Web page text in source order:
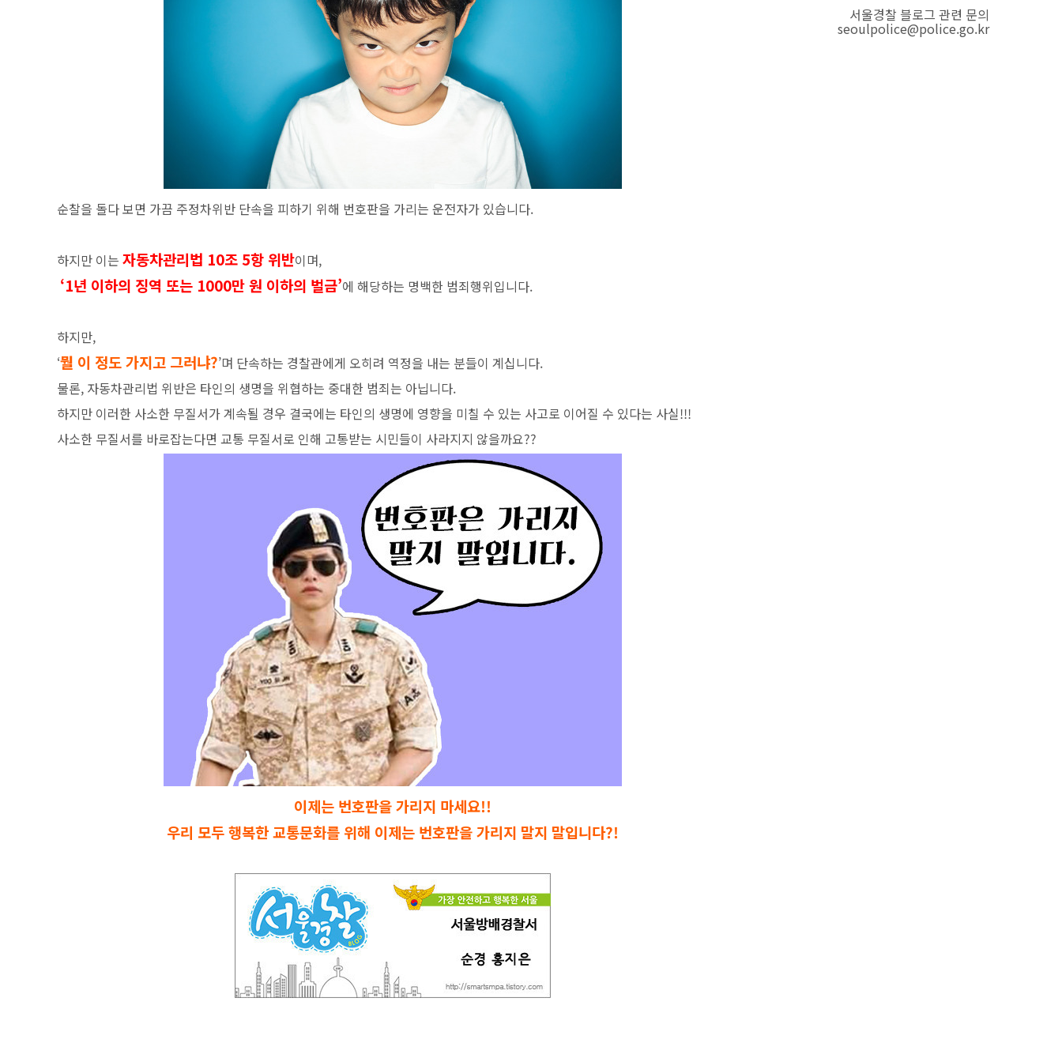
순찰을 돌다 보면 가끔 주정차위반 단속을 피하기 위해 번호판을 가리는 운전자가 있습니다.
하지만 이는 자동차관리법 10조 5항 위반이며,
‘1년 이하의 징역 또는 1000만 원 이하의 벌금’에 해당하는 명백한 범죄행위입니다.
하지만,
‘뭘 이 정도 가지고 그러냐?’며 단속하는 경찰관에게 오히려 역정을 내는 분들이 계십니다.
물론, 자동차관리법 위반은 타인의 생명을 위협하는 중대한 범죄는 아닙니다.
하지만 이러한 사소한 무질서가 계속될 경우 결국에는 타인의 생명에 영향을 미칠 수 있는 사고로 이어질 수 있다는 사실!!!
사소한 무질서를 바로잡는다면 교통 무질서로 인해 고통받는 시민들이 사라지지 않을까요??
이제는 번호판을 가리지 마세요!!
우리 모두 행복한 교통문화를 위해 이제는 번호판을 가리지 말지 말입니다?!
서울경찰 블로그 관련 문의
seoulpolice@police.go.kr